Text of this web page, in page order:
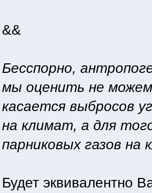
&&
Бесспорно,
мы оценить не
касается выбросов
на климат, а для
парниковых газов
Будет эквивалентно